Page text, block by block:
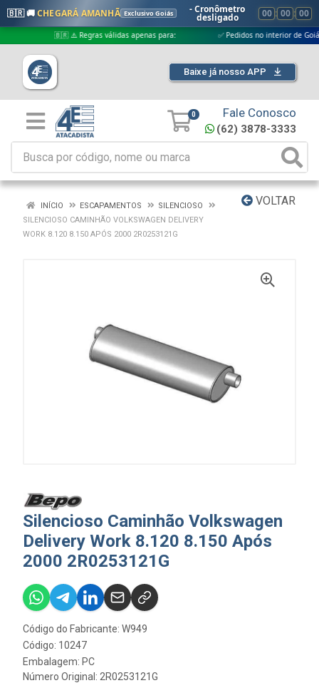
🇧🇷 🚚CHEGARÁ AMANHÃ Exclusivo Goiás - Cronômetro
desligado 00 : 00 : 00
🇧🇷 ⚠️ Regras válidas apenas para: ✅ Pedidos no interior de Goiás
Baixe já nosso APP
0 Fale Conosco
(62) 3878-3333
VOLTAR
INÍCIO ESCAPAMENTOS
SILENCIOSO
SILENCIOSO CAMINHÃO VOLKSWAGEN DELIVERY
WORK 8.120 8.150 APÓS 2000 2R0253121G
Silencioso Caminhão Volkswagen
Delivery Work 8.120 8.150 Após
2000 2R0253121G
Código do Fabricante: W949
Código: 10247
Embalagem: PC
Número Original: 2R0253121G